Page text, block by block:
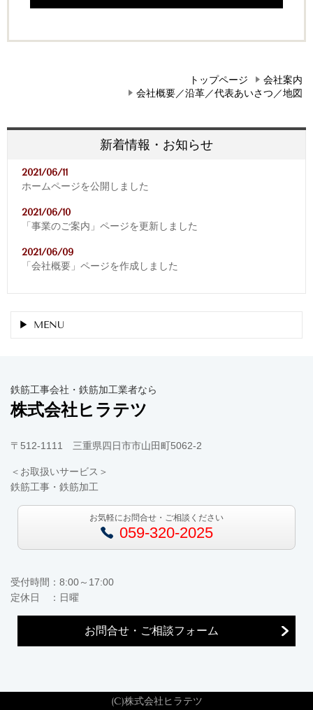
トップページ
会社案内
会社概要／沿革／代表あいさつ／地図
新着情報・お知らせ
2021/06/11
ホームページを公開しました
2021/06/10
「事業のご案内」ページを更新しました
2021/06/09
「会社概要」ページを作成しました
MENU
鉄筋工事会社・鉄筋加工業者なら
株式会社ヒラテツ
〒512-1111 三重県四日市市山田町5062-2
＜お取扱いサービス＞
鉄筋工事・鉄筋加工
お気軽にお問合せ・ご相談ください
059-320-2025
受付時間：8:00～17:00
定休日 ：日曜
お問合せ・ご相談フォーム
(C)株式会社ヒラテツ